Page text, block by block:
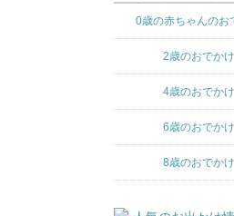
0歳の赤ちゃんのお
2歳のおでかけ
4歳のおでかけ
6歳のおでかけ
8歳のおでかけ